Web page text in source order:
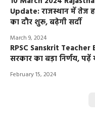
Update: राजस्थान में तेज
का दौर शुरू, बढ़ेगी सर्दी
March 9, 2024
RPSC Sanskrit
सरकार का बड़ा निर्णय, पढ़ें
February 15, 2024